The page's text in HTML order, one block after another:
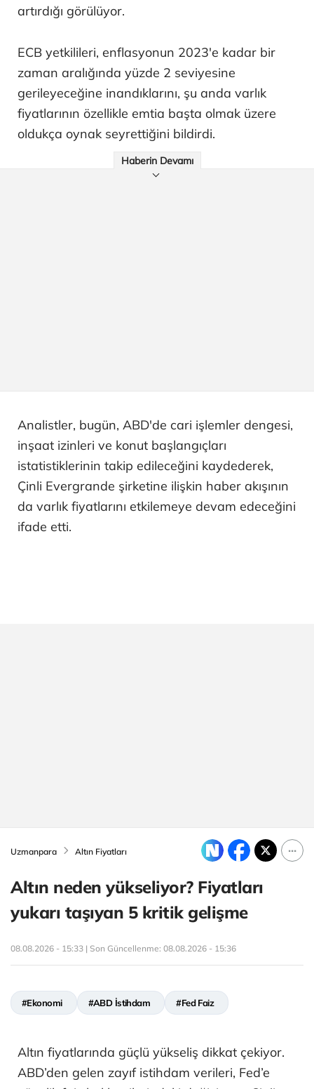
artırdığı görülüyor.
ECB yetkilileri, enflasyonun 2023'e kadar bir
zaman aralığında yüzde 2 seviyesine
gerileyeceğine inandıklarını, şu anda varlık
fiyatlarının özellikle emtia başta olmak üzere
oldukça oynak seyrettiğini bildirdi.
Haberin Devamı
Analistler, bugün, ABD'de cari işlemler dengesi,
inşaat izinleri ve konut başlangıçları
istatistiklerinin takip edileceğini kaydederek,
Çinli Evergrande şirketine ilişkin haber akışının
da varlık fiyatlarını etkilemeye devam edeceğini
ifade etti.
Uzmanpara Altın Fiyatları
Altın neden yükseliyor? Fiyatları
yukarı taşıyan 5 kritik gelişme
08.08.2026 - 15:33 | Son Güncellenme: 08.08.2026 - 15:36
#Ekonomi #ABD İstihdam #Fed Faiz
Altın fiyatlarında güçlü yükseliş dikkat çekiyor.
ABD’den gelen zayıf istihdam verileri, Fed’e